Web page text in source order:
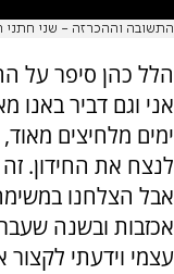
התשובה וההכרזה - שני חתני
הלל כהן סיפר על
אני וגם דביר באנו
ימים מלחיצים
לנצח את החידון.
אבל הצלחנו
אכזבות ובשנה
עצמי וידעתי